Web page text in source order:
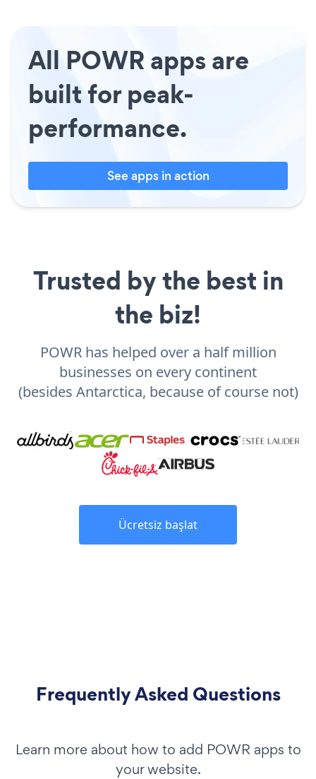
All POWR apps are
built for peak-
performance.
See apps in action
Trusted by the best in
the biz!
POWR has helped over a half million
businesses on every continent
(besides Antarctica, because of course not)
Ücretsiz başlat
Frequently Asked Questions
Learn more about how to add POWR apps to
your website.